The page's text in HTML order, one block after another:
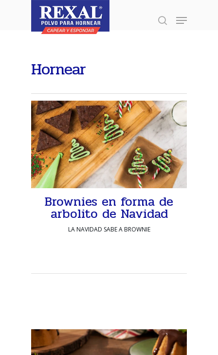
Recetario»Hornear»Página 2
cerrar
Hornear
Brownies en forma de
arbolito de Navidad
LA NAVIDAD SABE A BROWNIE